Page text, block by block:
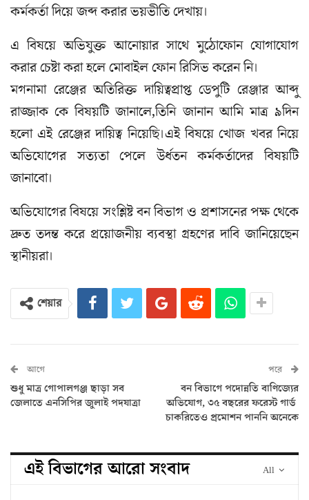
কর্মকর্তা দিয়ে জব্দ করার ভয়ভীতি দেখায়।
এ বিষয়ে অভিযুক্ত আনোয়ার সাথে মুঠোফোন যোগাযোগ
করার চেষ্টা করা হলে মোবাইল ফোন রিসিভ করেন নি।
মগনামা রেঞ্জের অতিরিক্ত দায়িত্বপ্রাপ্ত ডেপুটি রেঞ্জার আব্দু
রাজ্জাক কে বিষয়টি জানালে,তিনি জানান আমি মাত্র ৯দিন
হলো এই রেঞ্জের দায়িত্ব নিয়েছি।এই বিষয়ে খোজ খবর নিয়ে
অভিযোগের সত্যতা পেলে উর্ধতন কর্মকর্তাদের বিষয়টি
জানাবো।
অভিযোগের বিষয়ে সংশ্লিষ্ট বন বিভাগ ও প্রশাসনের পক্ষ থেকে
দ্রুত তদন্ত করে প্রয়োজনীয় ব্যবস্থা গ্রহণের দাবি জানিয়েছেন
স্থানীয়রা।
শেয়ার
আগে
শুধু মাত্র গোপালগঞ্জ ছাড়া সব
জেলাতে এনসিপির জুলাই পদযাত্রা
পরে
বন বিভাগে পদোন্নতি বাণিজ্যের
অভিযোগ, ৩৫ বছরের ফরেস্ট গার্ড
চাকরিতেও প্রমোশন পাননি অনেকে
All
এই বিভাগের আরো সংবাদ